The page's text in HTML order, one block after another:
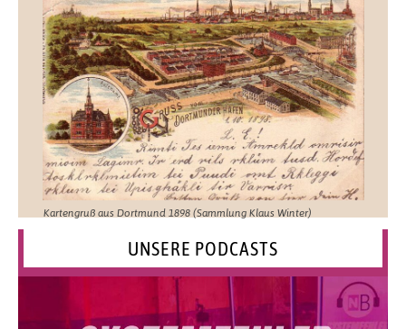
Kartengruß aus Dortmund 1898 (Sammlung Klaus Winter)
UNSERE PODCASTS